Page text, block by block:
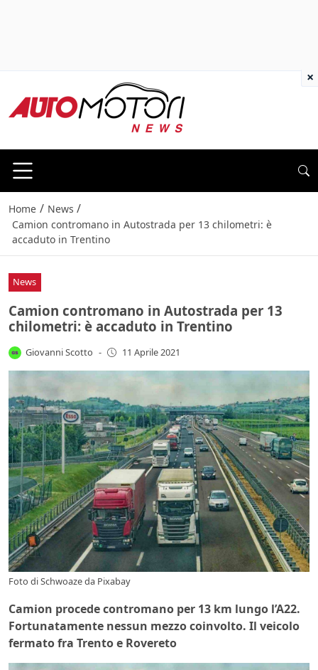
Home / News /
Camion contromano in Autostrada per 13 chilometri: è
accaduto in Trentino
News
Camion contromano in Autostrada per 13
chilometri: è accaduto in Trentino
Giovanni Scotto - 11 Aprile 2021
Foto diSchwoazeda Pixabay
Camion procede contromano per 13 km lungo l’A22.
Fortunatamente nessun mezzo coinvolto. Il veicolo
fermato fra Trento e Rovereto
×